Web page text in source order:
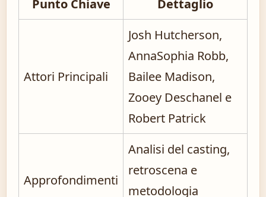
Punto Chiave Dettaglio
Attori Principali
Josh Hutcherson,
AnnaSophia Robb,
Bailee Madison,
Zooey Deschanel e
Robert Patrick
Approfondimenti
Analisi del casting,
retroscena e
metodologia